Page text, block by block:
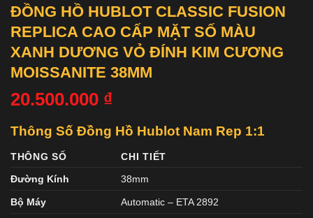
ĐỒNG HỒ HUBLOT CLASSIC FUSION
REPLICA CAO CẤP MẶT SỐ MÀU
XANH DƯƠNG VỎ ĐÍNH KIM CƯƠNG
MOISSANITE 38MM
20.500.000 ₫
Thông Số Đồng Hồ Hublot Nam Rep 1:1
THÔNG SỐ
CHI TIẾT
Đường Kính
38mm
Bộ Máy Automatic – ETA 2892